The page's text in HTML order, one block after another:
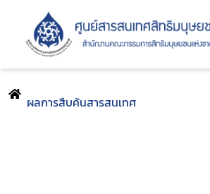
ผลการสืบค้นสารสนเทศ